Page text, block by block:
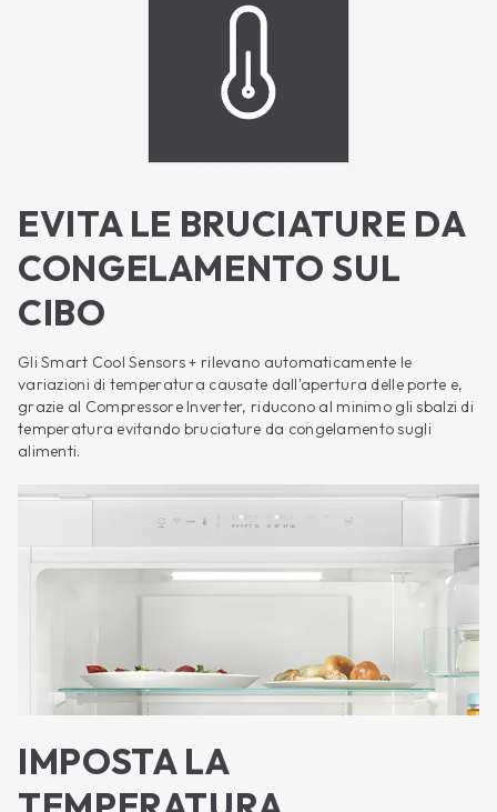
EVITA LE BRUCIATURE DA
CONGELAMENTO SUL
CIBO
Gli Smart Cool Sensors + rilevano automaticamente le
variazioni di temperatura causate dall'apertura delle porte e,
grazie al Compressore Inverter, riducono al minimo gli sbalzi di
temperatura evitando bruciature da congelamento sugli
alimenti.
IMPOSTA LA